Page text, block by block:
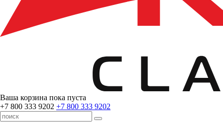
Ваша корзина пока пуста
+7 800 333 9202 +7 800 333 9202